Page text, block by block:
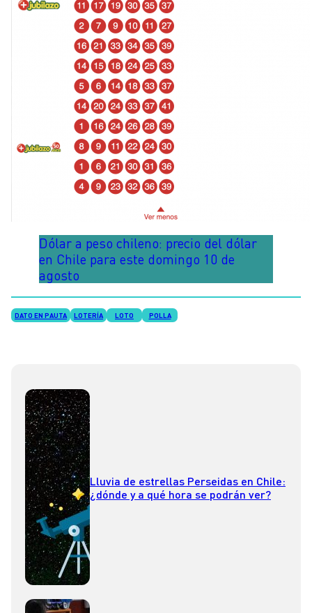
Dólar a peso chileno: precio del dólar
en Chile para este domingo 10 de
agosto
DATO EN PAUTA LOTERÍA LOTO POLLA
Lluvia de estrellas Perseidas en Chile:
¿dónde y a qué hora se podrán ver?